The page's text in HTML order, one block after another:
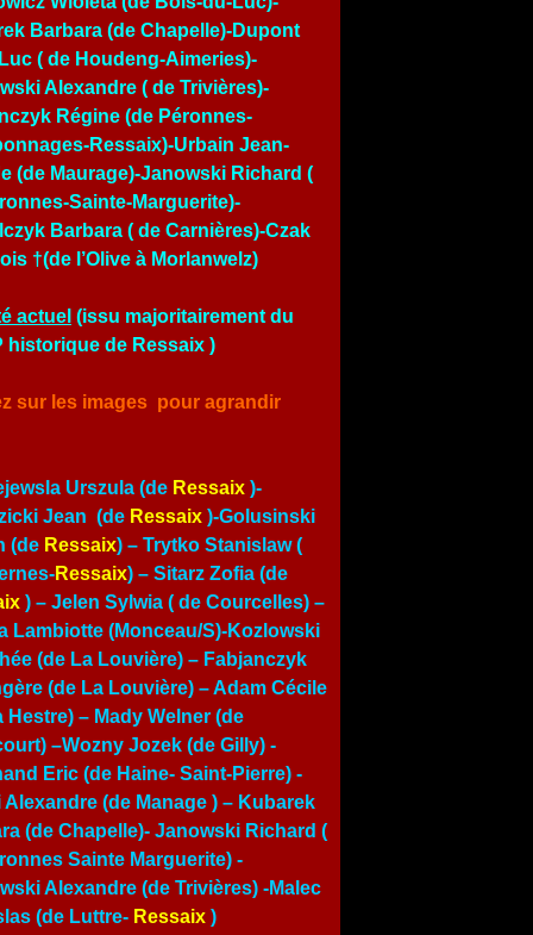
Barbara (de Chapelle)-Dupont
( de Houdeng-Aimeries)-
Alexandre ( de Trivières)-
Régine (de Péronnes-
Ressaix)-Urbain Jean-
(de Maurage)-Janowski Richard (
Sainte-Marguerite)-
Barbara ( de Carnières)-Czak
†(de l’Olive à Morlanwelz)
actuel (issu majoritairement du
historique de Ressaix )
sur les images pour agrandir
Urszula (de Ressaix )-
Jean (de Ressaix )-Golusinski
(de Ressaix) – Trytko Stanislaw (
Ressaix) – Sitarz Zofia (de
) – Jelen Sylwia ( de Courcelles) –
Lambiotte (Monceau/S)-Kozlowski
(de La Louvière) – Fabjanczyk
(de La Louvière) – Adam Cécile
Hestre) – Mady Welner (de
–Wozny Jozek (de Gilly) -
Eric (de Haine- Saint-Pierre) -
Alexandre (de Manage ) – Kubarek
(de Chapelle)- Janowski Richard (
Sainte Marguerite) -
Alexandre (de Trivières) -Malec
(de Luttre- Ressaix )